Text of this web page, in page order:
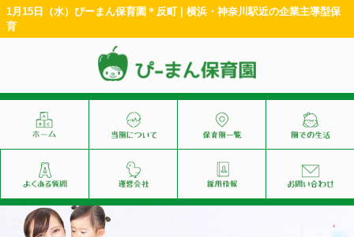
1月15日（水）ぴーまん保育園＊反町 | 横浜・神奈川駅近の企業主導型保
育